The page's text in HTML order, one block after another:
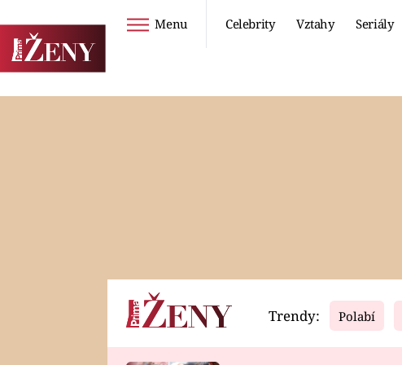
Menu Celebrity Vztahy Seriály
Horoskopy Video
Trendy: Polabí